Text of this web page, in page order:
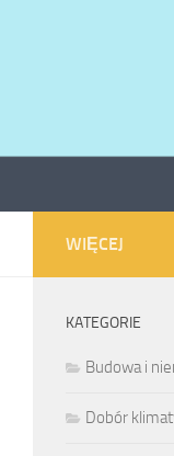
WIĘCEJ
KATEGORIE
Budowa i
Dobór